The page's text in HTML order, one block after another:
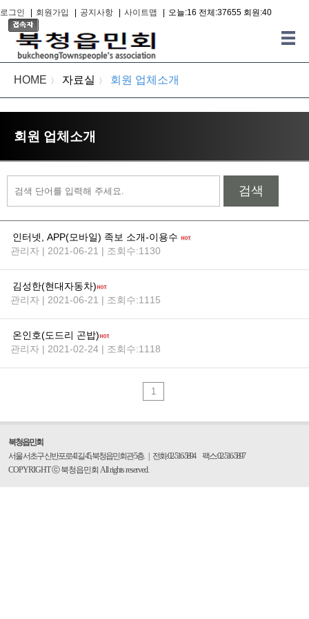
로그인 회원가입 공지사항 사이트맵 오늘:16 전체:37655 회원:40
HOME 〉 자료실 〉 회원 업체소개
회원 업체소개
검색
인터넷, APP(모바일) 족보 소개-이용수
관리자 | 2021-06-21 | 조회수:1130
김성한(현대자동차)
관리자 | 2021-06-21 | 조회수:1115
온인호(도드리 곤밥)
관리자 | 2021-02-24 | 조회수:1118
1
북청읍민회
서울 서초구 신반포로41길 45, 북청읍민회관 5층.
전화: 02-516-5894 팩스: 02-516-5897
COPYRIGHT ⓒ 북청읍민회 All rights reserved.